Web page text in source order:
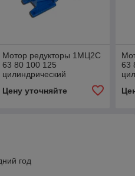
Мотор редукторы 1МЦ2С
63 80 100 125
цилиндрический
Цену уточняйте
63
год